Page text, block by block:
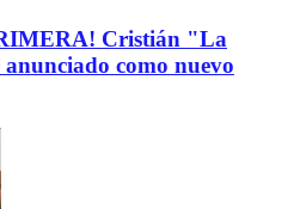
Cristián "La
como nuevo